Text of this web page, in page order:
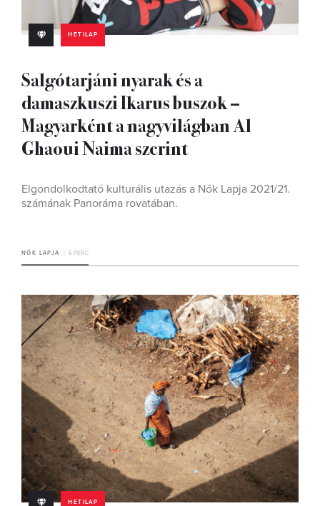
HETILAP
Salgótarjáni nyarak és a
damaszkuszi Ikarus buszok –
Magyarként a nagyvilágban Al
Ghaoui Naima szerint
Elgondolkodtató kulturális utazás a Nők Lapja 2021/21.
számának Panoráma rovatában.
NŐK LAPJA 6 PERC
HETILAP